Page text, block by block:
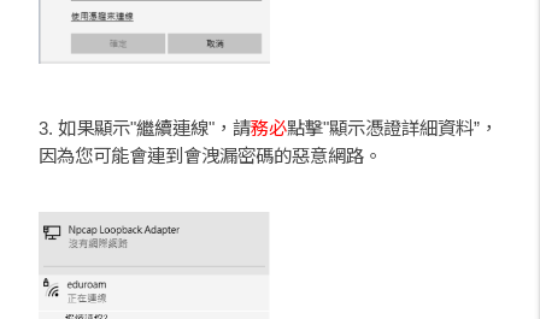
3. 如果顯示"繼續連線"，請務必點擊"顯示憑證詳細資料”，
因為您可能會連到會洩漏密碼的惡意網路。